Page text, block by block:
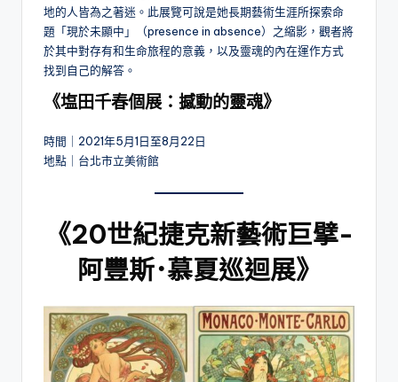
地的人皆為之著迷。此展覽可說是她長期藝術生涯所探索命
題「現於未顯中」（presence in absence）之縮影，觀者將
於其中對存有和生命旅程的意義，以及靈魂的內在運作方式
找到自己的解答。
《塩田千春個展：撼動的靈魂》
時間｜2021年5月1日至8月22日
地點｜台北市立美術館
《20世紀捷克新藝術巨擘-
阿豐斯･慕夏巡迴展》